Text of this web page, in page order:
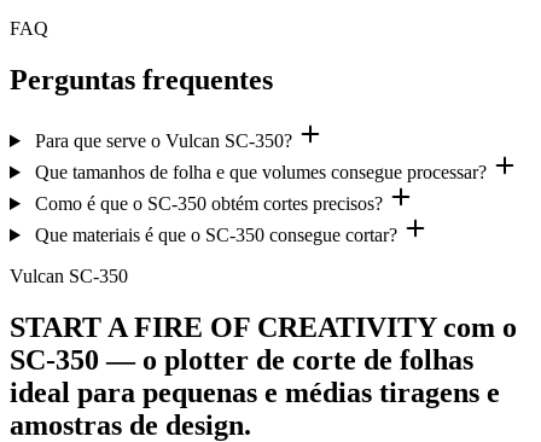
FAQ
Perguntas frequentes
Para que serve o Vulcan SC-350?
Que tamanhos de folha e que volumes consegue processar?
Como é que o SC-350 obtém cortes precisos?
Que materiais é que o SC-350 consegue cortar?
Vulcan SC-350
START A FIRE OF CREATIVITY com o
SC-350 — o plotter de corte de folhas
ideal para pequenas e médias tiragens e
amostras de design.